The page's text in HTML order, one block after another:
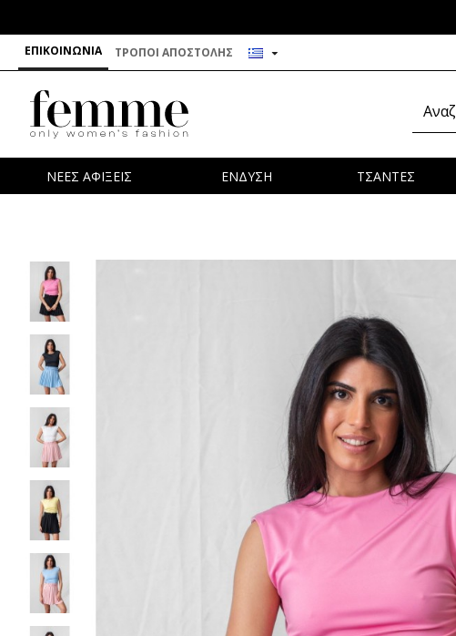
ΕΠΙΚΟΙΝΩΝΊΑ ΤΡΌΠΟΙ ΑΠΟΣΤΟΛΉΣ
ΝΕΕΣ ΑΦΙΞΕΙΣ ΕΝΔΥΣΗ ΤΣΑΝΤΕΣ